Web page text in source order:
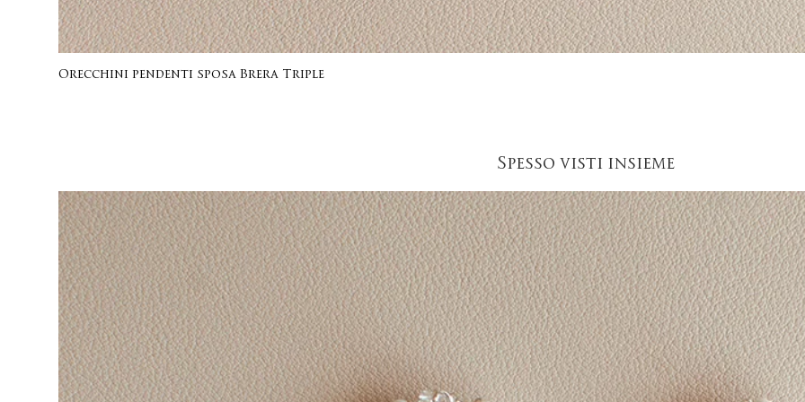
Orecchini pendenti sposa Brera Triple
Spesso visti insieme